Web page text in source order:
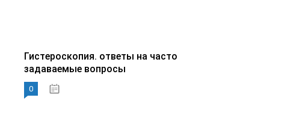
Гистероскопия. ответы на часто
задаваемые вопросы
0